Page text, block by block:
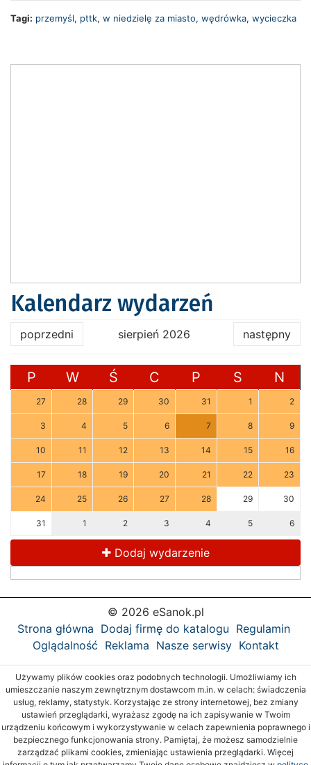
Tagi: przemyśl, pttk, w niedzielę za miasto, wędrówka, wycieczka
Kalendarz wydarzeń
poprzedni sierpień 2026 następny
P W Ś C P S N
27 28 29 30 31 1 2
3 4 5 6 7 8 9
10 11 12 13 14 15 16
17 18 19 20 21 22 23
24 25 26 27 28 29 30
31 1 2 3 4 5 6
Dodaj wydarzenie
© 2026 eSanok.pl
Strona główna Dodaj firmę do katalogu Regulamin
Oglądalność Reklama Nasze serwisy Kontakt
Używamy plików cookies oraz podobnych technologii. Umożliwiamy ich
umieszczanie naszym zewnętrznym dostawcom m.in. w celach: świadczenia
usług, reklamy, statystyk. Korzystając ze strony internetowej, bez zmiany
ustawień przeglądarki, wyrażasz zgodę na ich zapisywanie w Twoim
urządzeniu końcowym i wykorzystywanie w celach zapewnienia poprawnego i
bezpiecznego funkcjonowania strony. Pamiętaj, że możesz samodzielnie
zarządzać plikami cookies, zmieniając ustawienia przeglądarki. Więcej